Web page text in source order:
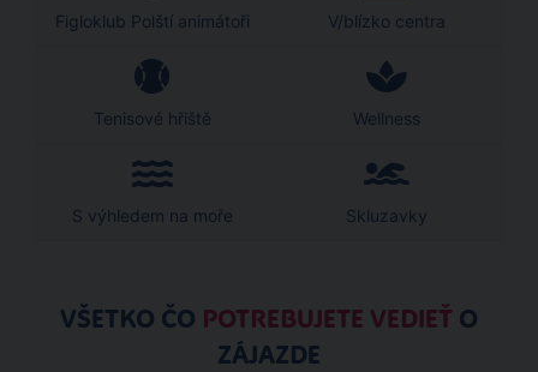
Figloklub Polští animátoři V/blízko centra
Tenisové hřiště Wellness
S výhledem na moře Skluzavky
VŠETKO ČO POTREBUJETE VEDIEŤ O
ZÁJAZDE